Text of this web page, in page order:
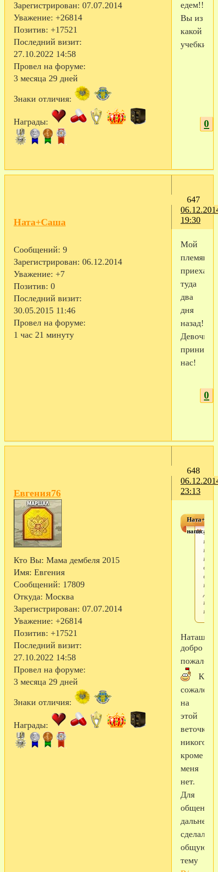
Зарегистрирован: 07.07.2014
Уважение: +26814
Позитив: +17521
Последний визит:
27.10.2022 14:58
Провел на форуме:
3 месяца 29 дней
Знаки отличия:
Награды:
едем!!!
Вы из
какой
учебки?
0
647
19:30
Ната+Саша
Сообщений: 9
Зарегистрирован: 06.12.2014
Уважение: +7
Позитив: 0
Последний визит:
30.05.2015 11:46
Провел на форуме:
1 час 21 минуту
Мой
приехал
туда
два
дня
назад!
Девочки
нас!
0
648
23:13
Евгения76
Кто Вы: Мама дембеля 2015
Имя: Евгения
Сообщений: 17809
Откуда: Москва
Зарегистрирован: 07.07.2014
Уважение: +26814
Позитив: +17521
Последний визит:
27.10.2022 14:58
Провел на форуме:
3 месяца 29 дней
Знаки отличия:
Награды:
Мой
туда
два
дня
нас!
Наташа,
добро
К
на
этой
веточке
никого,
кроме
меня
нет.
Для
общения
сделали
общую
тему